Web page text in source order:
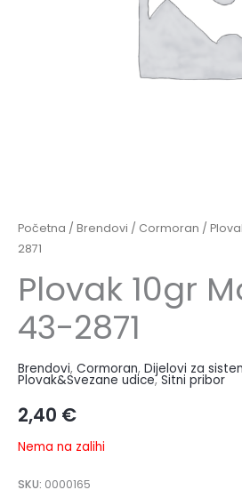
Početna / Brendovi / Cormoran /
2871
Plovak 10gr
43-2871
Brendovi, Cormoran, Dijelovi za
Plovak&Svezane udice, Sitni pribor
2,40 €
Nema na zalihi
SKU: 0000165